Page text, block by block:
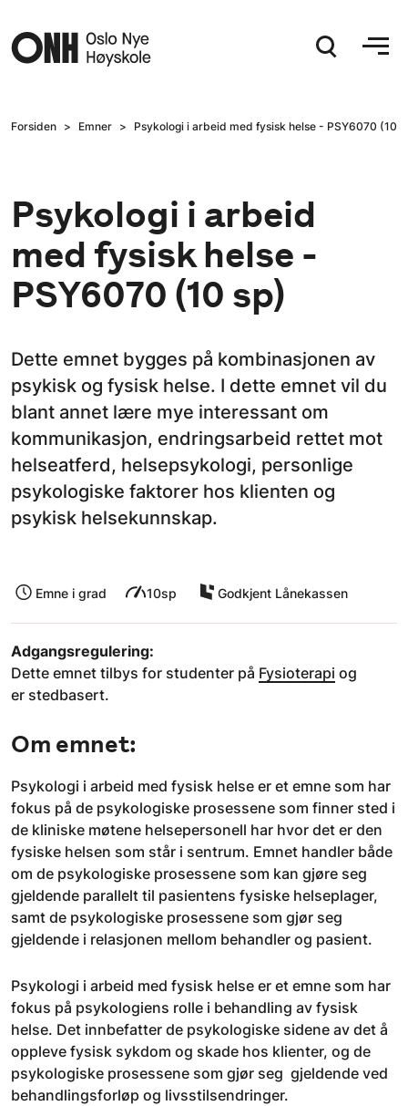
Forsiden Emner Psykologi i arbeid med fysisk helse - PSY6070 (10
Psykologi i arbeid
med fysisk helse -
PSY6070 (10 sp)
Dette emnet bygges på kombinasjonen av
psykisk og fysisk helse. I dette emnet vil du
blant annet lære mye interessant om
kommunikasjon, endringsarbeid rettet mot
helseatferd, helsepsykologi, personlige
psykologiske faktorer hos klienten og
psykisk helsekunnskap.
Emne i grad 10sp Godkjent Lånekassen
Adgangsregulering:
Dette emnet tilbys for studenter på Fysioterapi og
er stedbasert.
Om emnet:
Psykologi i arbeid med fysisk helse er et emne som har
fokus på de psykologiske prosessene som finner sted i
de kliniske møtene helsepersonell har hvor det er den
fysiske helsen som står i sentrum. Emnet handler både
om de psykologiske prosessene som kan gjøre seg
gjeldende parallelt til pasientens fysiske helseplager,
samt de psykologiske prosessene som gjør seg
gjeldende i relasjonen mellom behandler og pasient.
Psykologi i arbeid med fysisk helse er et emne som har
fokus på psykologiens rolle i behandling av fysisk
helse. Det innbefatter de psykologiske sidene av det å
oppleve fysisk sykdom og skade hos klienter, og de
psykologiske prosessene som gjør seg gjeldende ved
behandlingsforløp og livsstilsendringer.